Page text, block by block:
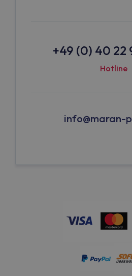
+49 (0) 40 22
Hotline
info@maran-